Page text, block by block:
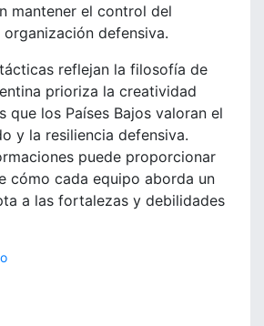
mantener el control del
defensiva.
reflejan la filosofía de
prioriza la creatividad
que los Países Bajos valoran el
y la resiliencia defensiva.
puede proporcionar
cómo cada equipo aborda un
a las fortalezas y debilidades